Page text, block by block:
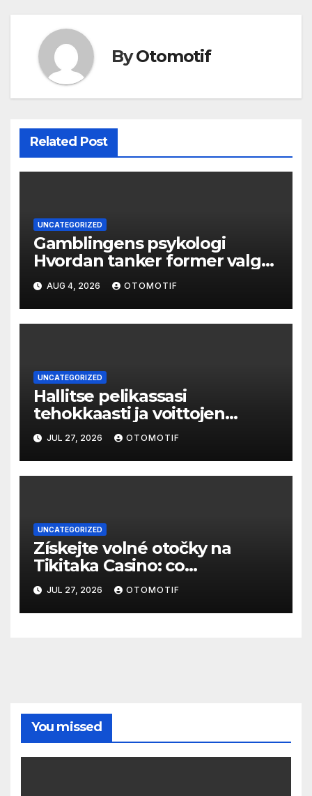
ByOtomotif
Related Post
UNCATEGORIZED
Gamblingens psykologi
Hvordan tanker former valg
og atferd
AUG 4, 2026 OTOMOTIF
UNCATEGORIZED
Hallitse pelikassasi
tehokkaasti ja voittojen
salaisuudet paljastuvat
JUL 27, 2026 OTOMOTIF
UNCATEGORIZED
Získejte volné otočky na
Tikitaka Casino: co
potřebujete vědět
JUL 27, 2026 OTOMOTIF
You missed